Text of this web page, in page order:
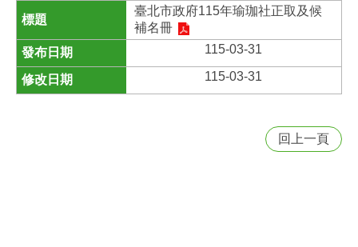
臺北市政府115年瑜珈社正取及候
補名冊
115-03-31
115-03-31
回上一頁